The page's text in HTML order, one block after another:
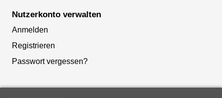
Nutzerkonto verwalten
Anmelden
Registrieren
Passwort vergessen?